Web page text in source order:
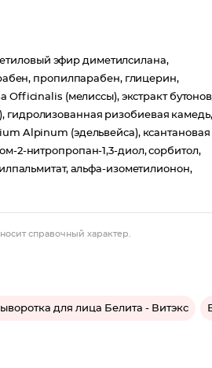
эфир диметилсилана,
пропилпарабен, глицерин,
Officinalis (мелиссы), экстракт
гидролизованная ризобиевая камедь,
Alpinum (эдельвейса), ксантановая
2-нитропропан-1,3-диол, сорбитол,
альфа-изометилионон,
справочный характер.
для лица Белита - Витэкс